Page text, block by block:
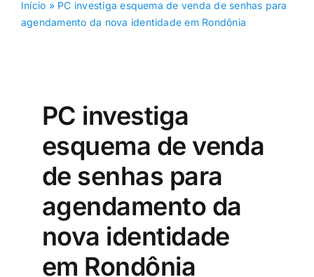
Início » PC investiga esquema de venda de senhas para
agendamento da nova identidade em Rondônia
PC investiga
esquema de venda
de senhas para
agendamento da
nova identidade
em Rondônia